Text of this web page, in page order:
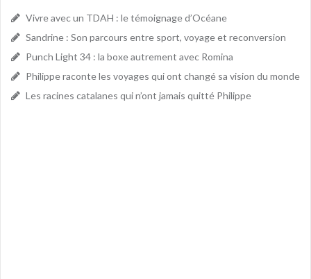
Vivre avec un TDAH : le témoignage d’Océane
Sandrine : Son parcours entre sport, voyage et reconversion
Punch Light 34 : la boxe autrement avec Romina
Philippe raconte les voyages qui ont changé sa vision du monde
Les racines catalanes qui n’ont jamais quitté Philippe